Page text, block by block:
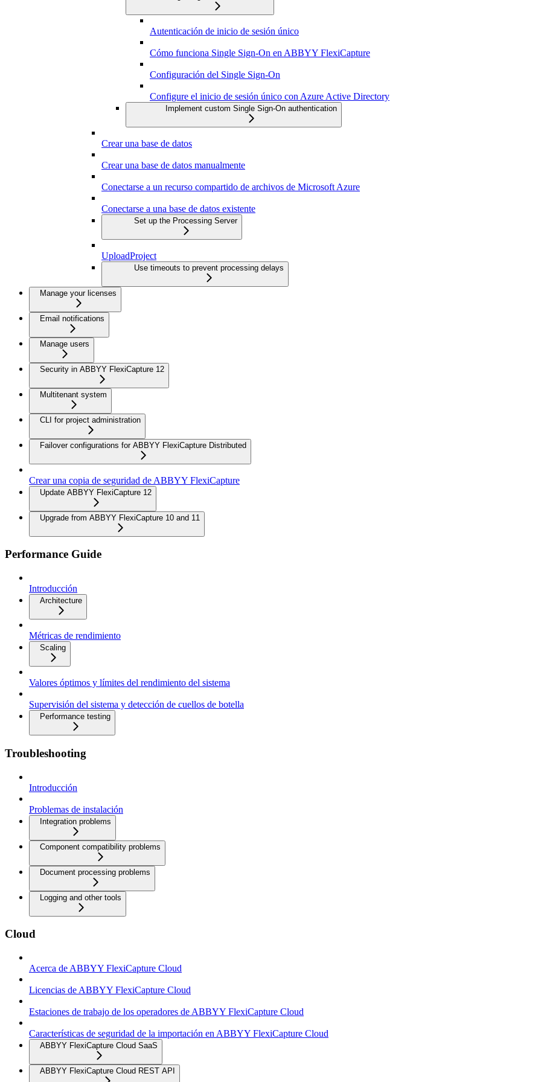
Autenticación de inicio de sesión único
Cómo funciona Single Sign-On en ABBYY FlexiCapture
Configuración del Single Sign-On
Configure el inicio de sesión único con Azure Active Directory
Implement custom Single Sign-On authentication
Crear una base de datos
Crear una base de datos manualmente
Conectarse a un recurso compartido de archivos de Microsoft Azure
Conectarse a una base de datos existente
Set up the Processing Server
UploadProject
Use timeouts to prevent processing delays
Manage your licenses
Email notifications
Manage users
Security in ABBYY FlexiCapture 12
Multitenant system
CLI for project administration
Failover configurations for ABBYY FlexiCapture Distributed
Crear una copia de seguridad de ABBYY FlexiCapture
Update ABBYY FlexiCapture 12
Upgrade from ABBYY FlexiCapture 10 and 11
Performance Guide
Introducción
Architecture
Métricas de rendimiento
Scaling
Valores óptimos y límites del rendimiento del sistema
Supervisión del sistema y detección de cuellos de botella
Performance testing
Troubleshooting
Introducción
Problemas de instalación
Integration problems
Component compatibility problems
Document processing problems
Logging and other tools
Cloud
Acerca de ABBYY FlexiCapture Cloud
Licencias de ABBYY FlexiCapture Cloud
Estaciones de trabajo de los operadores de ABBYY FlexiCapture Cloud
Características de seguridad de la importación en ABBYY FlexiCapture Cloud
ABBYY FlexiCapture Cloud SaaS
ABBYY FlexiCapture Cloud REST API